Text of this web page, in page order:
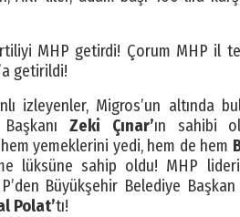
MHP getirdi! Çorum MHP il
getirildi!
izleyenler, Migros’un altında
BaşkanıZeki Çınar’ın sahibi
yemeklerini yedi, hem de hem
lüksüne sahip oldu! MHP
Büyükşehir Belediye
Polat’tı!